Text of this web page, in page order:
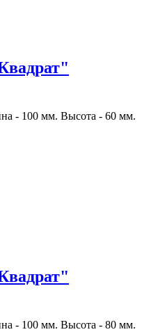
- 100 мм. Высота - 60 мм.
- 100 мм. Высота - 80 мм.